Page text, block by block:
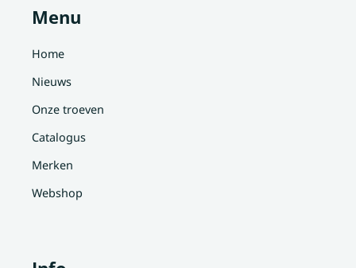
Menu
Home
Nieuws
Onze troeven
Catalogus
Merken
Webshop